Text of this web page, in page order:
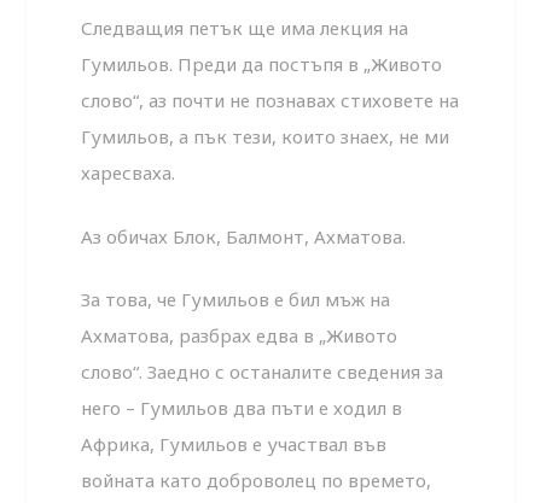
Следващия петък ще има лекция на
Гумильов. Преди да постъпя в „Живото
слово“, аз почти не познавах стиховете на
Гумильов, а пък тези, които знаех, не ми
харесваха.
Аз обичах Блок, Балмонт, Ахматова.
За това, че Гумильов е бил мъж на
Ахматова, разбрах едва в „Живото
слово“. Заедно с останалите сведения за
него – Гумильов два пъти е ходил в
Африка, Гумильов е участвал във
войната като доброволец по времето,